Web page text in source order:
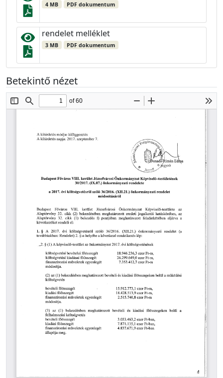
4 MB PDF dokumentum
rendelet melléklet
3 MB PDF dokumentum
Betekintő nézet